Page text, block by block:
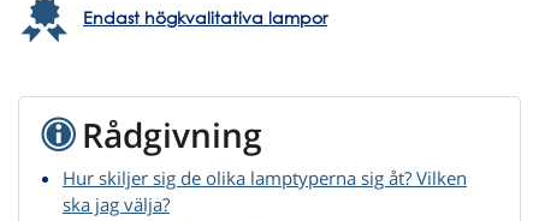
Endast högkvalitativa lampor
Rådgivning
Hur skiljer sig de olika lamptyperna sig åt? Vilken
ska jag välja?